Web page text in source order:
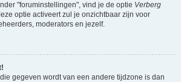
"foruminstellingen", vind je de optie Verberg
optie activeert zul je onzichtbaar zijn voor
moderators en jezelf.
gegeven wordt van een andere tijdzone is dan